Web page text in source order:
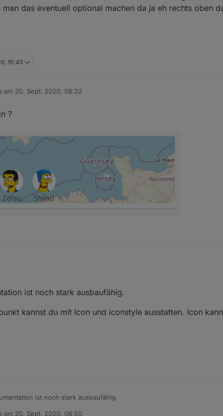
das eventuell optional machen da ja eh rechts oben
15:43
am 20. Sept. 2020, 08:22
von
?
ist noch stark ausbaufähig.
kannst du mit Icon und iconstyle ausstatten. Icon
ist noch stark ausbaufähig.
am 20. Sept. 2020, 08:50